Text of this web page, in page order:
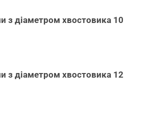
з діаметром хвостовика 10
з діаметром хвостовика 12